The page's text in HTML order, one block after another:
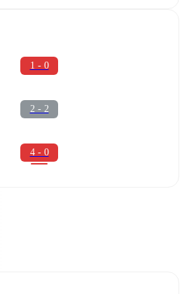
1 - 0
2 - 2
4 - 0